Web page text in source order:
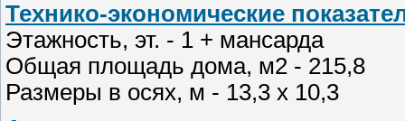
Технико-экономические
Этажность, эт. - 1 + мансарда
Общая площадь дома, м2 - 215,8
Размеры в осях, м - 13,3 х 10,3